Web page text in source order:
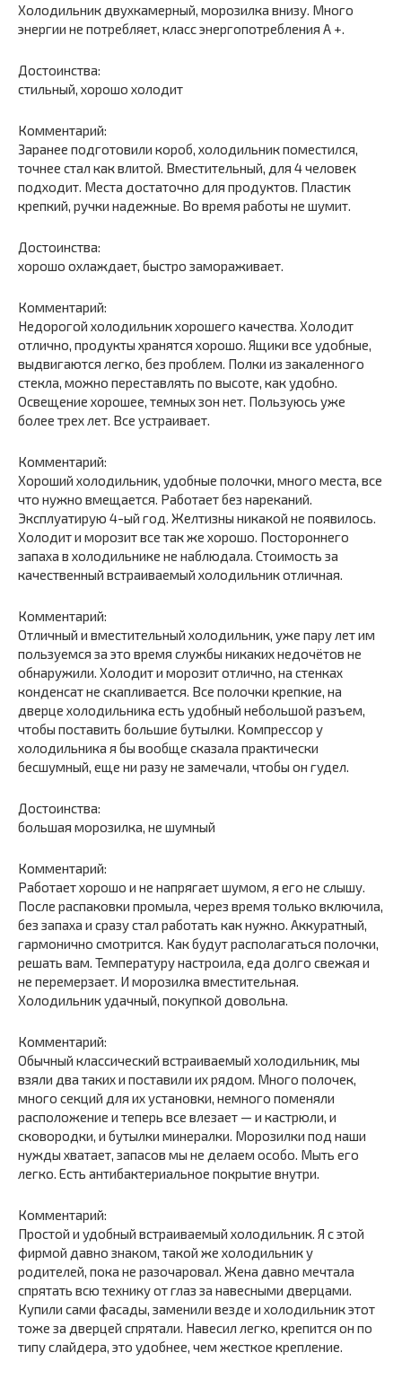
Холодильник двухкамерный, морозилка внизу. Много
энергии не потребляет, класс энергопотребления А +.
Достоинства:
стильный, хорошо холодит
Комментарий:
Заранее подготовили короб, холодильник поместился,
точнее стал как влитой. Вместительный, для 4 человек
подходит. Места достаточно для продуктов. Пластик
крепкий, ручки надежные. Во время работы не шумит.
Достоинства:
хорошо охлаждает, быстро замораживает.
Комментарий:
Недорогой холодильник хорошего качества. Холодит
отлично, продукты хранятся хорошо. Ящики все удобные,
выдвигаются легко, без проблем. Полки из закаленного
стекла, можно переставлять по высоте, как удобно.
Освещение хорошее, темных зон нет. Пользуюсь уже
более трех лет. Все устраивает.
Комментарий:
Хороший холодильник, удобные полочки, много места, все
что нужно вмещается. Работает без нареканий.
Эксплуатирую 4-ый год. Желтизны никакой не появилось.
Холодит и морозит все так же хорошо. Постороннего
запаха в холодильнике не наблюдала. Стоимость за
качественный встраиваемый холодильник отличная.
Комментарий:
Отличный и вместительный холодильник, уже пару лет им
пользуемся за это время службы никаких недочётов не
обнаружили. Холодит и морозит отлично, на стенках
конденсат не скапливается. Все полочки крепкие, на
дверце холодильника есть удобный небольшой разъем,
чтобы поставить большие бутылки. Компрессор у
холодильника я бы вообще сказала практически
бесшумный, еще ни разу не замечали, чтобы он гудел.
Достоинства:
большая морозилка, не шумный
Комментарий:
Работает хорошо и не напрягает шумом, я его не слышу.
После распаковки промыла, через время только включила,
без запаха и сразу стал работать как нужно. Аккуратный,
гармонично смотрится. Как будут располагаться полочки,
решать вам. Температуру настроила, еда долго свежая и
не перемерзает. И морозилка вместительная.
Холодильник удачный, покупкой довольна.
Комментарий:
Обычный классический встраиваемый холодильник, мы
взяли два таких и поставили их рядом. Много полочек,
много секций для их установки, немного поменяли
расположение и теперь все влезает — и кастрюли, и
сковородки, и бутылки минералки. Морозилки под наши
нужды хватает, запасов мы не делаем особо. Мыть его
легко. Есть антибактериальное покрытие внутри.
Комментарий:
Простой и удобный встраиваемый холодильник. Я с этой
фирмой давно знаком, такой же холодильник у
родителей, пока не разочаровал. Жена давно мечтала
спрятать всю технику от глаз за навесными дверцами.
Купили сами фасады, заменили везде и холодильник этот
тоже за дверцей спрятали. Навесил легко, крепится он по
типу слайдера, это удобнее, чем жесткое крепление.